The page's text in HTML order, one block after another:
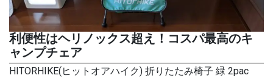
利便性はヘリノックス超え！コスパ最高のキ
ャンプチェア
HITORHIKE(ヒットオアハイク) 折りたたみ椅子 緑 2pac